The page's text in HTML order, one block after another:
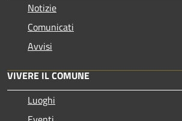
Notizie
Comunicati
Avvisi
VIVERE IL COMUNE
Luoghi